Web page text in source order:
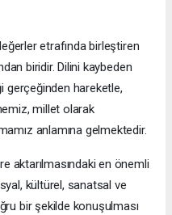
etrafında birleştiren
biridir. Dilini kaybeden
gerçeğinden hareketle,
millet olarak
anlamına gelmektedir.
aktarılmasındaki en önemli
kültürel, sanatsal ve
bir şekilde konuşulması